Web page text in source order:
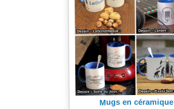
Mugs en céramique